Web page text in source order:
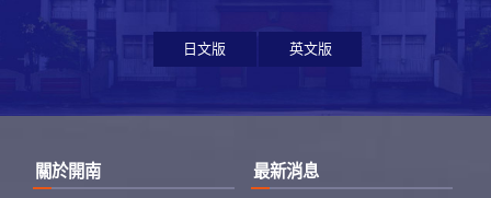
日文版 英文版
關於開南 最新消息